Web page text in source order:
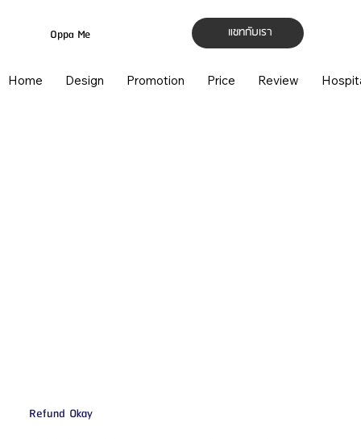
แชทกับเรา
Oppa Me
Home Design Promotion Price Review
Refund Okay